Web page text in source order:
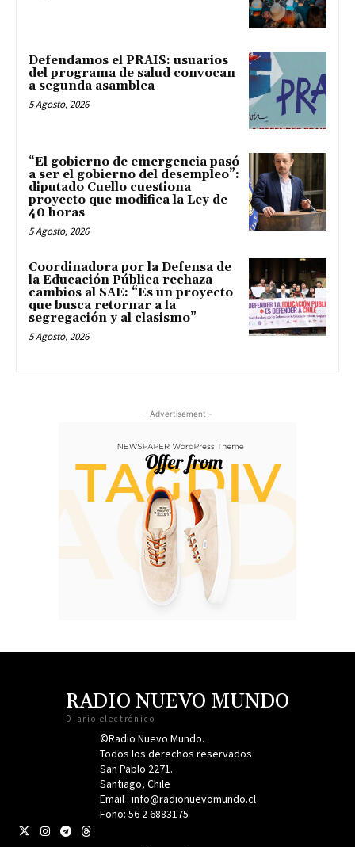
Defendamos el PRAIS: usuarios
del programa de salud convocan
a segunda asamblea
5 Agosto, 2026
“El gobierno de emergencia pasó
a ser el gobierno del desempleo”:
diputado Cuello cuestiona
proyecto que modifica la Ley de
40 horas
5 Agosto, 2026
Coordinadora por la Defensa de
la Educación Pública rechaza
cambios al SAE: “Es un proyecto
que busca retornar a la
segregación y al clasismo”
5 Agosto, 2026
- Advertisement -
RADIO NUEVO MUNDO
Diario electrónico
©Radio Nuevo Mundo.
Todos los derechos reservados
San Pablo 2271.
Santiago, Chile
Email : info@radionuevomundo.cl
Fono: 56 2 6883175